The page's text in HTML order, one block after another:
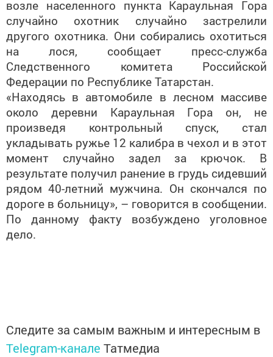
возле населенного пункта Караульная Гора
случайно охотник случайно застрелили
другого охотника. Они собирались охотиться
на лося, сообщает пресс-служба
Следственного комитета Российской
Федерации по Республике Татарстан.
«Находясь в автомобиле в лесном массиве
около деревни Караульная Гора он, не
произведя контрольный спуск, стал
укладывать ружье 12 калибра в чехол и в этот
момент случайно задел за крючок. В
результате получил ранение в грудь сидевший
рядом 40-летний мужчина. Он скончался по
дороге в больницу», – говорится в сообщении.
По данному факту возбуждено уголовное
дело.
Следите за самым важным и интересным в
Telegram-канале Татмедиа